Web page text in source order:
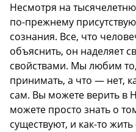
Несмотря на
по-прежнему
сознания. Все, что
объяснить, он наделяет
свойствами. Мы любим
принимать, а что — нет,
сам. Вы можете верить в
можете просто знать о
существуют, и как-то